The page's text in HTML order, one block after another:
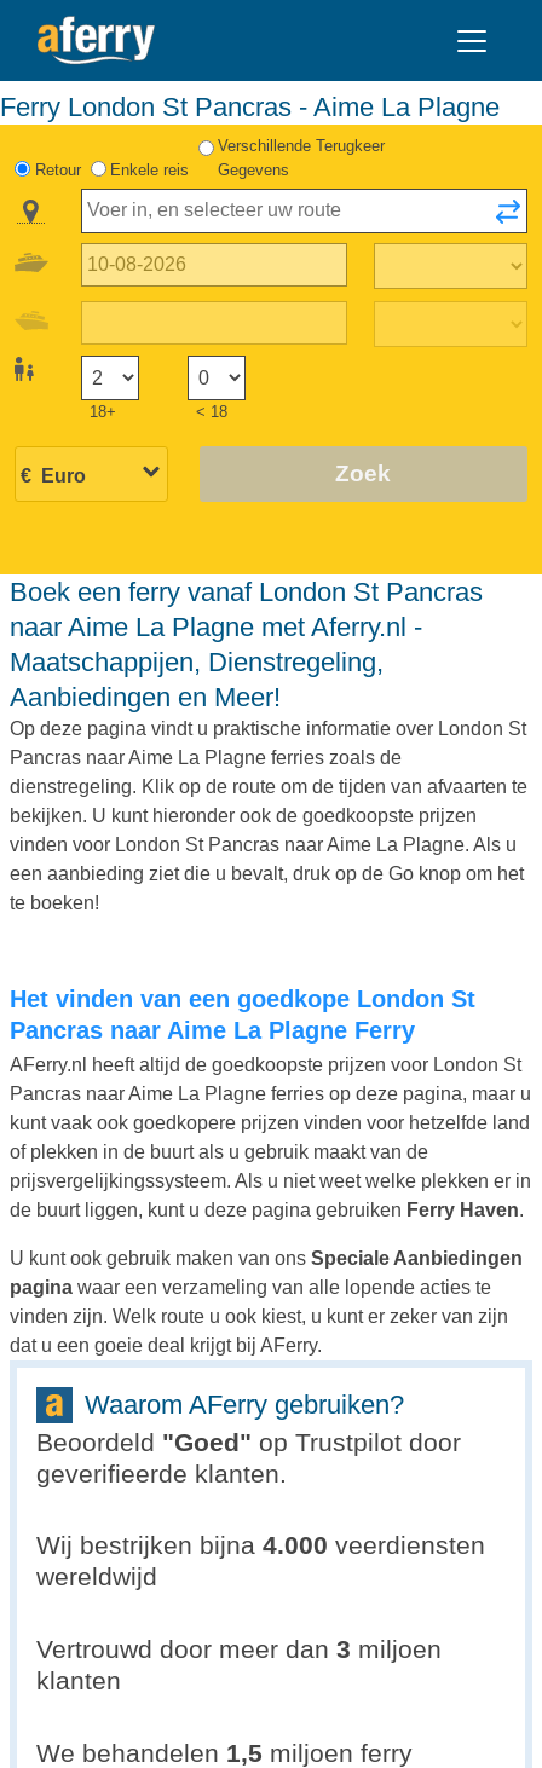
Ferry London St Pancras - Aime La Plagne
Retour Enkele reis
Verschillende Terugkeer
Gegevens
18+ < 18
Zoek
Boek een ferry vanaf London St Pancras
naar Aime La Plagne met Aferry.nl -
Maatschappijen, Dienstregeling,
Aanbiedingen en Meer!
Op deze pagina vindt u praktische informatie over London St
Pancras naar Aime La Plagne ferries zoals de
dienstregeling. Klik op de route om de tijden van afvaarten te
bekijken. U kunt hieronder ook de goedkoopste prijzen
vinden voor London St Pancras naar Aime La Plagne. Als u
een aanbieding ziet die u bevalt, druk op de Go knop om het
te boeken!
Het vinden van een goedkope London St
Pancras naar Aime La Plagne Ferry
AFerry.nl heeft altijd de goedkoopste prijzen voor London St
Pancras naar Aime La Plagne ferries op deze pagina, maar u
kunt vaak ook goedkopere prijzen vinden voor hetzelfde land
of plekken in de buurt als u gebruik maakt van de
prijsvergelijkingssysteem. Als u niet weet welke plekken er in
de buurt liggen, kunt u deze pagina gebruiken Ferry Haven.
U kunt ook gebruik maken van ons Speciale Aanbiedingen
pagina waar een verzameling van alle lopende acties te
vinden zijn. Welk route u ook kiest, u kunt er zeker van zijn
dat u een goeie deal krijgt bij AFerry.
Waarom AFerry gebruiken?
Beoordeld "Goed" op Trustpilot door
geverifieerde klanten.
Wij bestrijken bijna 4.000 veerdiensten
wereldwijd
Vertrouwd door meer dan 3 miljoen
klanten
We behandelen 1,5 miljoen ferry